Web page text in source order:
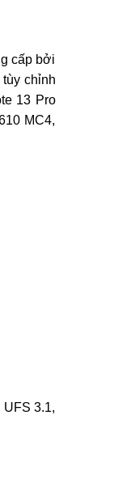
cấp bởi
chỉnh
13 Pro
MC4,
3.1,